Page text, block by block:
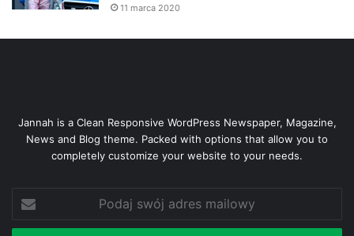
11 marca 2020
Jannah is a Clean Responsive WordPress Newspaper, Magazine,
News and Blog theme. Packed with options that allow you to
completely customize your website to your needs.
swój
adres